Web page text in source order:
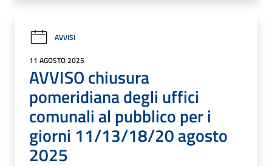
AVVISI
11 AGOSTO 2025
AVVISO chiusura
pomeridiana degli uffici
comunali al pubblico per i
giorni 11/13/18/20 agosto
2025